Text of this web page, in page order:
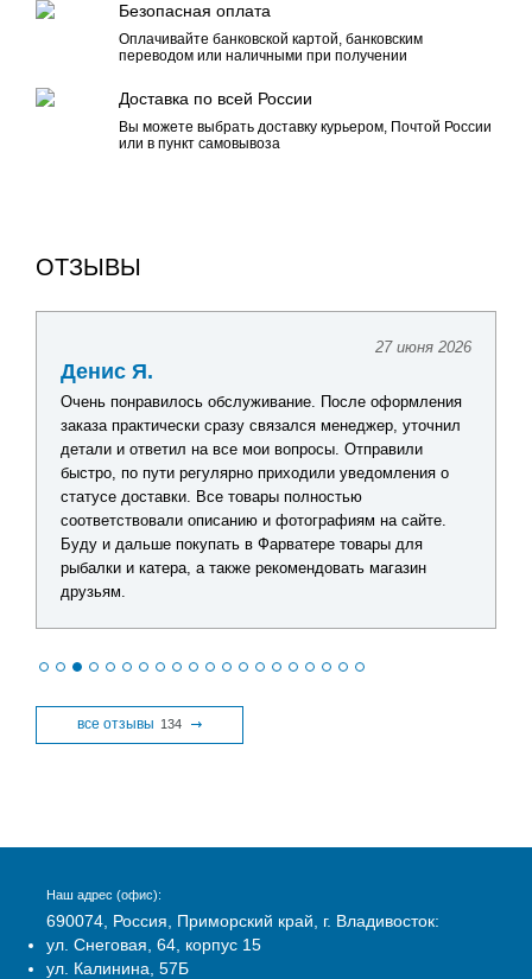
Безопасная оплата
Оплачивайте банковской картой, банковским
переводом или наличными при получении
Доставка по всей России
Вы можете выбрать доставку курьером, Почтой России
или в пункт самовывоза
ОТЗЫВЫ
27 июня 2026
Денис Я.
Очень понравилось обслуживание. После оформления
заказа практически сразу связался менеджер, уточнил
детали и ответил на все мои вопросы. Отправили
быстро, по пути регулярно приходили уведомления о
статусе доставки. Все товары полностью
соответствовали описанию и фотографиям на сайте.
Буду и дальше покупать в Фарватере товары для
рыбалки и катера, а также рекомендовать магазин
друзьям.
все отзывы 134
Наш адрес (офис):
690074, Россия, Приморский край, г. Владивосток:
ул. Снеговая, 64, корпус 15
ул. Калинина, 57Б